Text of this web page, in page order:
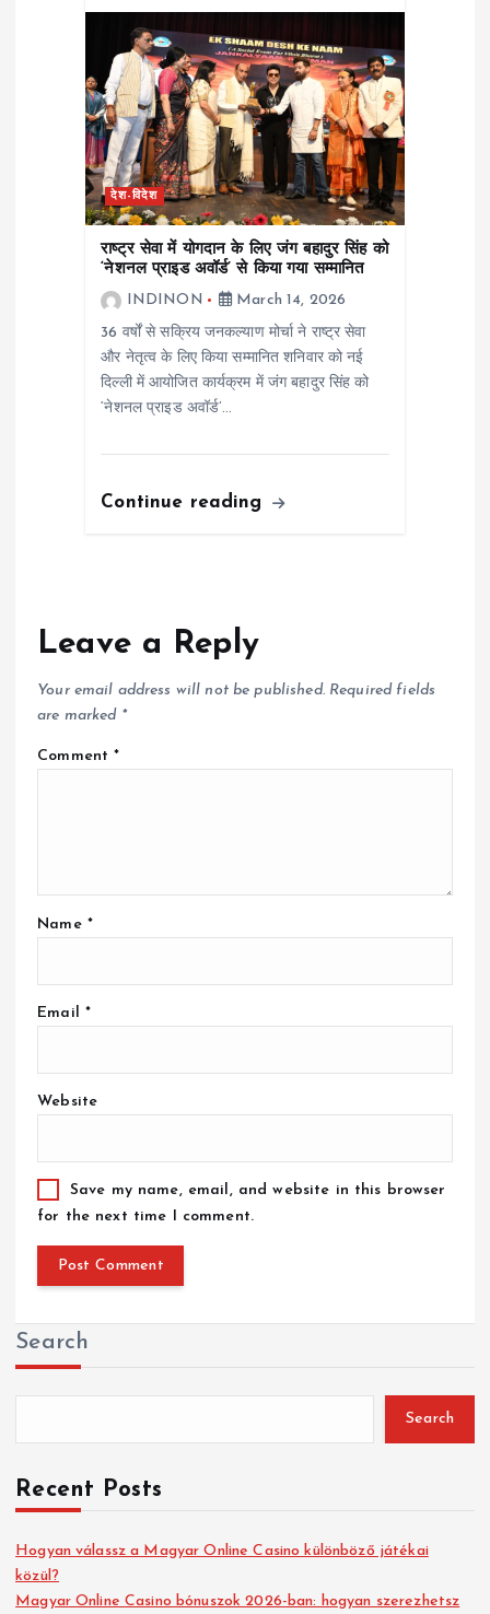
देश-विदेश
राष्ट्र सेवा में योगदान के लिए जंग बहादुर सिंह को
‘नेशनल प्राइड अवॉर्ड’ से किया गया सम्मानित
INDINON
March 14, 2026
36 वर्षों से सक्रिय जनकल्याण मोर्चा ने राष्ट्र सेवा
और नेतृत्व के लिए किया सम्मानित शनिवार को नई
दिल्ली में आयोजित कार्यक्रम में जंग बहादुर सिंह को
‘नेशनल प्राइड अवॉर्ड’…
Continue reading
Leave a Reply
Your email address will not be published. Required fields
are marked *
Comment*
Name *
Email *
Website
Save my name, email, and website in this browser
for the next time I comment.
Search
Search
Recent Posts
Hogyan válassz a Magyar Online Casino különböző játékai
közül?
Magyar Online Casino bónuszok 2026-ban: hogyan szerezhetsz